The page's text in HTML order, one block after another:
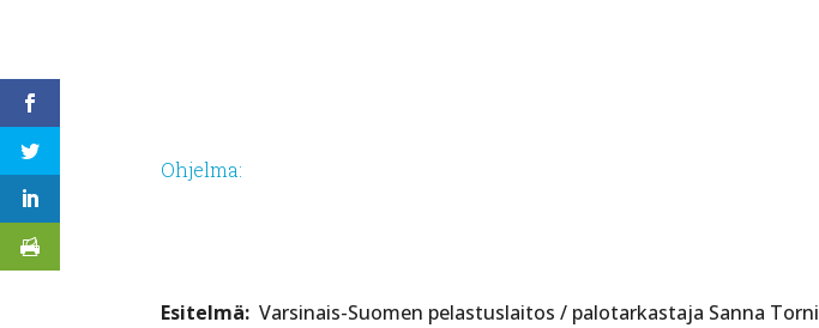
Ohjelma:
Esitelmä: Varsinais-Suomen pelastuslaitos / palotarkastaja Sanna Torni